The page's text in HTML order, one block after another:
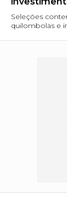
Seleções
quilombolas e